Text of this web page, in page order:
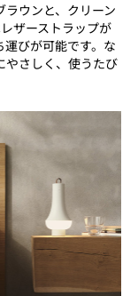
ウンと、クリーン
ザーストラップが
びが可能です。な
やさしく、使うたび